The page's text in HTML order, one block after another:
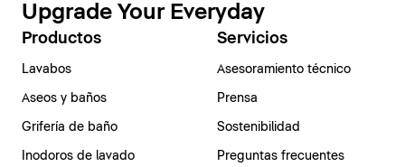
Upgrade Your Everyday
Productos
Lavabos
Aseos y baños
Grifería de baño
Inodoros de lavado
Servicios
Asesoramiento técnico
Prensa
Sostenibilidad
Preguntas frecuentes